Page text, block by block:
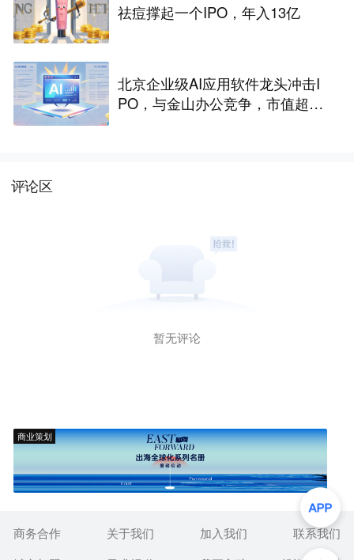
祛痘撑起一个IPO，年入13亿
北京企业级AI应用软件龙头冲击I
PO，与金山办公竞争，市值超33
评论区
暂无评论
商业策划
商务合作 关于我们 加入我们
联系我们